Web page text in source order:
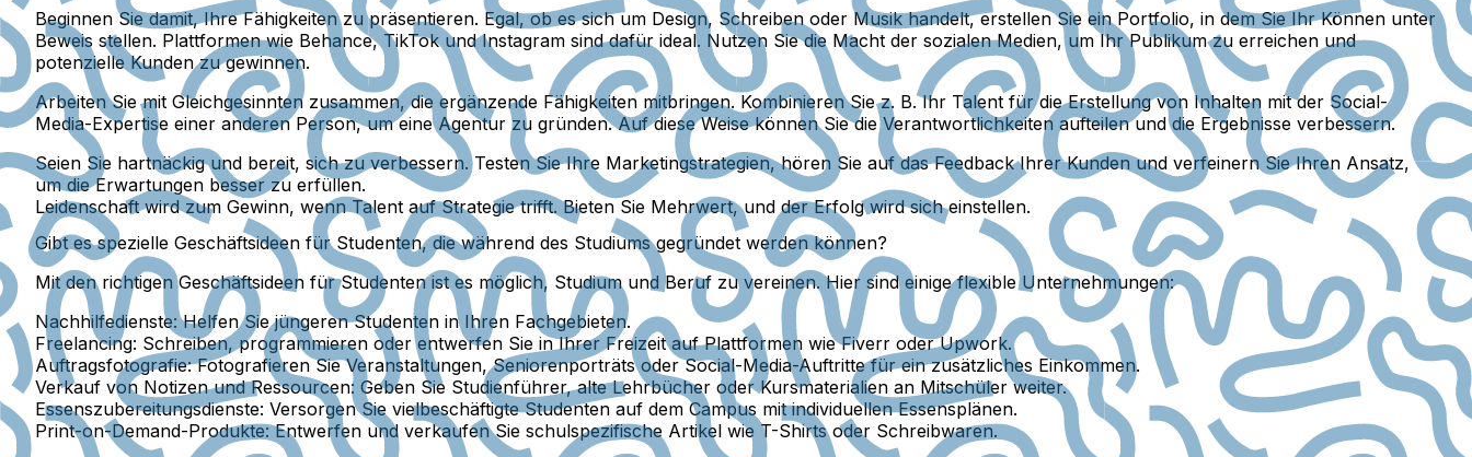
Beginnen Sie damit, Ihre Fähigkeiten zu präsentieren. Egal, ob es sich um Design, Schreiben oder Musik handelt, erstellen Sie ein Portfolio, in dem Sie Ihr Können unter
Beweis stellen. Plattformen wie Behance, TikTok und Instagram sind dafür ideal. Nutzen Sie die Macht der sozialen Medien, um Ihr Publikum zu erreichen und
potenzielle Kunden zu gewinnen.
Arbeiten Sie mit Gleichgesinnten zusammen, die ergänzende Fähigkeiten mitbringen. Kombinieren Sie z. B. Ihr Talent für die Erstellung von Inhalten mit der Social-
Media-Expertise einer anderen Person, um eine Agentur zu gründen. Auf diese Weise können Sie die Verantwortlichkeiten aufteilen und die Ergebnisse verbessern.
Seien Sie hartnäckig und bereit, sich zu verbessern. Testen Sie Ihre Marketingstrategien, hören Sie auf das Feedback Ihrer Kunden und verfeinern Sie Ihren Ansatz,
um die Erwartungen besser zu erfüllen.
Leidenschaft wird zum Gewinn, wenn Talent auf Strategie trifft. Bieten Sie Mehrwert, und der Erfolg wird sich einstellen.
Gibt es spezielle Geschäftsideen für Studenten, die während des Studiums gegründet werden können?
Mit den richtigen Geschäftsideen für Studenten ist es möglich, Studium und Beruf zu vereinen. Hier sind einige flexible Unternehmungen:
Nachhilfedienste:Helfen Sie jüngeren Studenten in Ihren Fachgebieten.
Freelancing: Schreiben, programmieren oder entwerfen Sie in Ihrer Freizeit auf Plattformen wie Fiverr oder Upwork.
Auftragsfotografie:Fotografieren Sie Veranstaltungen, Seniorenporträts oder Social-Media-Auftritte für ein zusätzliches Einkommen.
Verkauf von Notizen und Ressourcen: Geben Sie Studienführer, alte Lehrbücher oder Kursmaterialien an Mitschüler weiter.
Essenszubereitungsdienste: Versorgen Sie vielbeschäftigte Studenten auf dem Campus mit individuellen Essensplänen.
Print-on-Demand-Produkte:Entwerfen und verkaufen Sie schulspezifische Artikel wie T-Shirts oder Schreibwaren.